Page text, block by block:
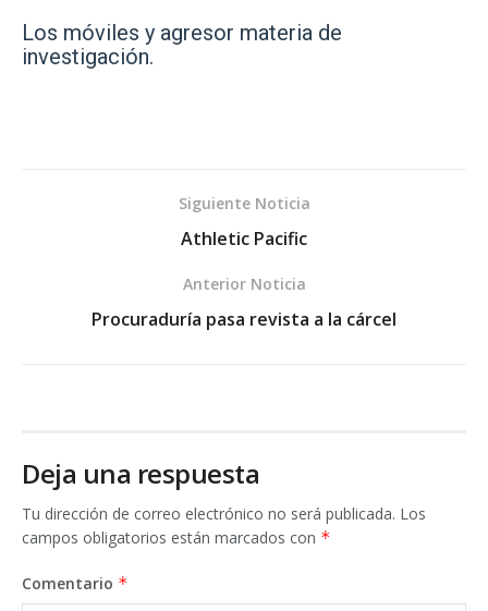
Los móviles y agresor materia de
investigación.
Siguiente Noticia
Athletic Pacific
Anterior Noticia
Procuraduría pasa revista a la cárcel
Deja una respuesta
Tu dirección de correo electrónico no será publicada. Los
campos obligatorios están marcados con *
Comentario *